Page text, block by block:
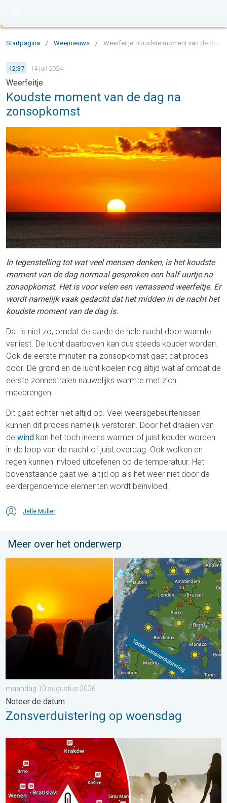
Startpagina / Weernieuws / Weerfeitje: Koudste moment van de dag
12:37 14 juli 2024
Weerfeitje
Koudste moment van de dag na
zonsopkomst
In tegenstelling tot wat veel mensen denken, is het koudste
moment van de dag normaal gesproken een half uurtje na
zonsopkomst. Het is voor velen een verrassend weerfeitje. Er
wordt namelijk vaak gedacht dat het midden in de nacht het
koudste moment van de dag is.
Dat is niet zo, omdat de aarde de hele nacht door warmte
verliest. De lucht daarboven kan dus steeds kouder worden.
Ook de eerste minuten na zonsopkomst gaat dat proces
door. De grond en de lucht koelen nog altijd wat af omdat de
eerste zonnestralen nauwelijks warmte met zich
meebrengen.
Dit gaat echter niet altijd op. Veel weersgebeurtenissen
kunnen dit proces namelijk verstoren. Door het draaien van
de wind kan het toch ineens warmer of juist kouder worden
in de loop van de nacht of juist overdag. Ook wolken en
regen kunnen invloed uitoefenen op de temperatuur. Het
bovenstaande gaat wel altijd op als het weer niet door de
eerdergenoemde elementen wordt beïnvloed.
Jelle Muller
Meer over het onderwerp
Zonsverduistering op woensdag. Noteer de datum. . .
maandag 10 augustus 2026
Noteer de datum
Zonsverduistering op woensdag
Extreme hitte in Oost-Europa. Tot ruim 40 graden. . . dinsdag